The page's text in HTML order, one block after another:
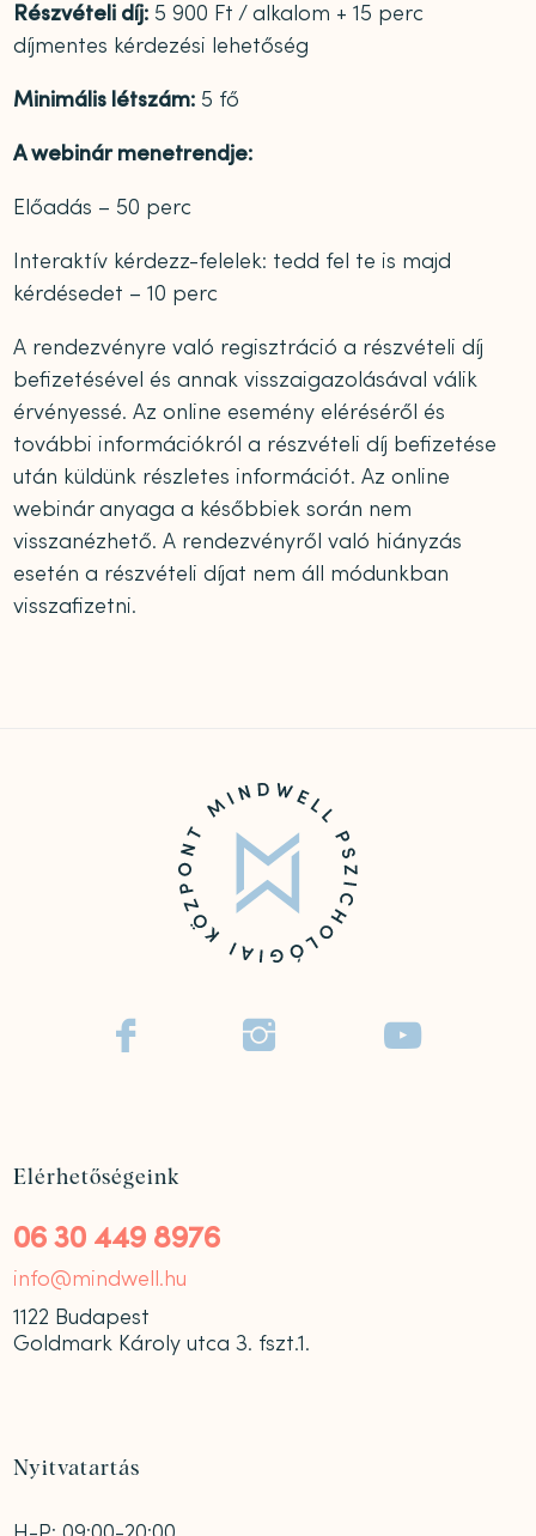
Részvételi díj: 5 900 Ft / alkalom + 15 perc
díjmentes kérdezési lehetőség
Minimális létszám: 5 fő
A webinár menetrendje:
Előadás – 50 perc
Interaktív kérdezz-felelek: tedd fel te is majd
kérdésedet – 10 perc
A rendezvényre való regisztráció a részvételi díj
befizetésével és annak visszaigazolásával válik
érvényessé. Az online esemény eléréséről és
további információkról a részvételi díj befizetése
után küldünk részletes információt. Az online
webinár anyaga a későbbiek során nem
visszanézhető. A rendezvényről való hiányzás
esetén a részvételi díjat nem áll módunkban
visszafizetni.
  
Elérhetőségeink
06 30 449 8976
info@mindwell.hu
1122 Budapest
Goldmark Károly utca 3. fszt.1.
Nyitvatartás